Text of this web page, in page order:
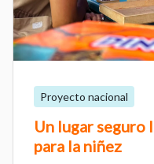
Proyecto nacional
Un lugar seguro
para la niñez